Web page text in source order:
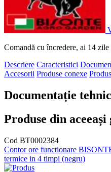
Comandă cu încredere, ai 14 zile
Descriere Caracteristici
Accesorii Produse conexe
Documentație
Produse din aceeași
Cod BT0002384
Contor ore functionare
termice in 4 timpi (negru)